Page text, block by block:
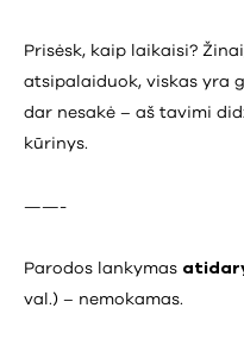
Prisėsk, kaip laikaisi?
atsipalaiduok, viskas yra
dar nesakė – aš tavimi
kūrinys.
——-
Parodos lankymas
val.) – nemokamas.